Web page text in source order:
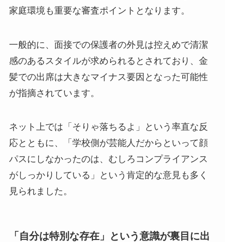
家庭環境も重要な審査ポイントとなります。
一般的に、面接での保護者の外見は控えめで清潔
感のあるスタイルが求められるとされており、金
髪での出席は大きなマイナス要因となった可能性
が指摘されています。
ネット上では「そりゃ落ちるよ」という率直な反
応とともに、「学校側が芸能人だからといって顔
パスにしなかったのは、むしろコンプライアンス
がしっかりしている」という肯定的な意見も多く
見られました。
「自分は特別な存在」という意識が裏目に出